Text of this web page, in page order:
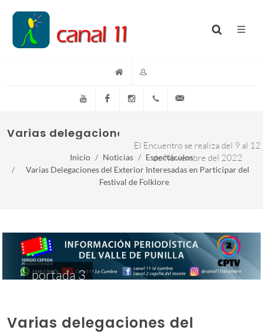
YouTube FacebookInstagram(+54)(9)3548-576073
Varias delegaciones del exterior
El Encuentro se realiza del 9 al 12
de Noviembre del 2022
Inicio Noticias
Espectáculos
Varias Delegaciones del Exterior Interesadas en Participar del
Festival de Folklore
portada 3
Varias delegaciones del